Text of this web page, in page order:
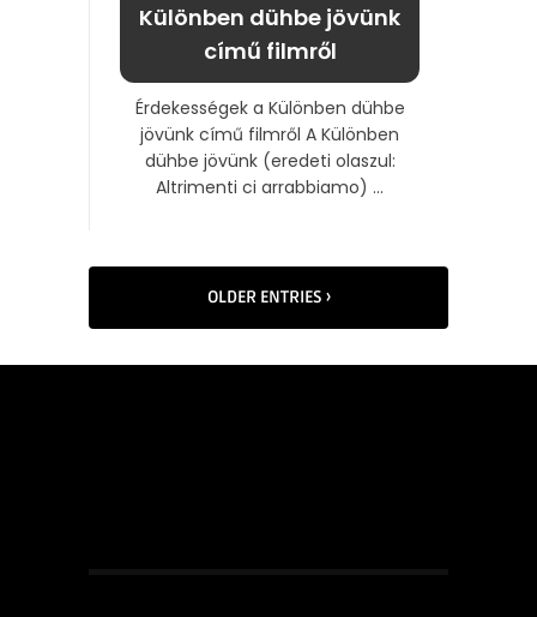
Különben dühbe jövünk
című filmről
Érdekességek a Különben dühbe
jövünk című filmről A Különben
dühbe jövünk (eredeti olaszul:
Altrimenti ci arrabbiamo) ...
OLDER ENTRIES ›